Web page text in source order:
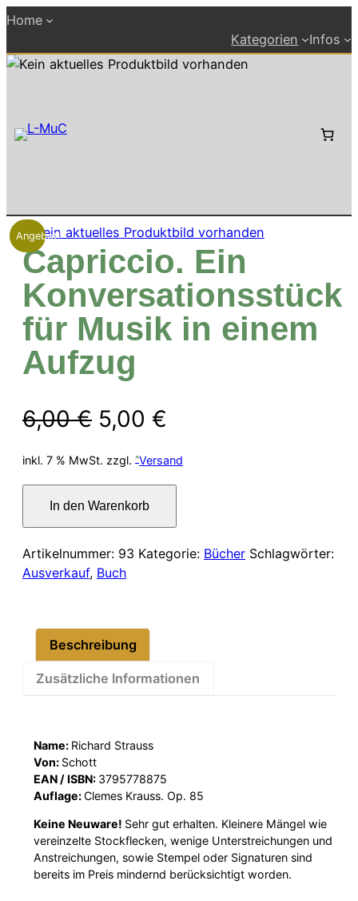
Zum
springen
Home
Kategorien
Infos
Angebot!
Capriccio. Ein
Konversationsstück
für Musik in einem
Aufzug
6,00€ Ursprünglicher
Preis
war:
6,00 €
5,00 €
Preis
ist:
5,00 €.
inkl. 7 % MwSt. zzgl. Versand
Konversationsstück
für
Musik
Aufzug
Menge
In den Warenkorb
Artikelnummer: 93 Kategorie: Bücher Schlagwörter:
Ausverkauf, Buch
Beschreibung
Zusätzliche Informationen
Name: Richard Strauss
Von: Schott
EAN / ISBN: 3795778875
Auflage:Clemes Krauss. Op. 85
Keine Neuware! Sehr gut erhalten. Kleinere Mängel wie
vereinzelte Stockflecken, wenige Unterstreichungen und
Anstreichungen, sowie Stempel oder Signaturen sind
bereits im Preis mindernd berücksichtigt worden.